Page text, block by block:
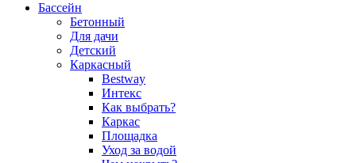
Бассейн
Бетонный
Для дачи
Детский
Каркасный
Bestway
Интекс
Как выбрать?
Каркас
Площадка
Уход за водой